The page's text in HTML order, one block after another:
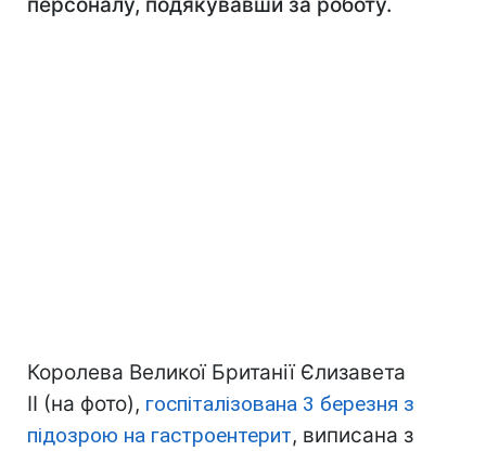
Королева Великої Британії Єлизавета
II (на фото), госпіталізована 3 березня з
підозрою на гастроентерит, виписана з